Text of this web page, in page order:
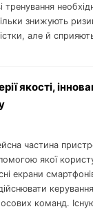
знижують
але й
якості,
частина
якої
екрани
команд.